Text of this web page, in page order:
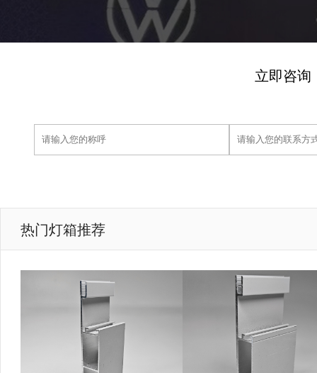
立即咨询
热门灯箱推荐